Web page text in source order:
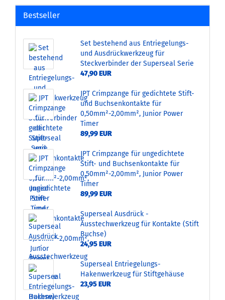
Bestseller
Set bestehend aus Entriegelungs-
und Ausdrückwerkzeug für
Steckverbinder der Superseal Serie
47,90 EUR
JPT Crimpzange für gedichtete Stift-
und Buchsenkontakte für
0,50mm²-2,00mm², Junior Power
Timer
89,99 EUR
JPT Crimpzange für ungedichtete
Stift- und Buchsenkontakte für
0,50mm²-2,00mm², Junior Power
Timer
89,99 EUR
Superseal Ausdrück -
Ausstechwerkzeug für Kontakte (Stift
Buchse)
24,95 EUR
Superseal Entriegelungs-
Hakenwerkzeug für Stiftgehäuse
23,95 EUR